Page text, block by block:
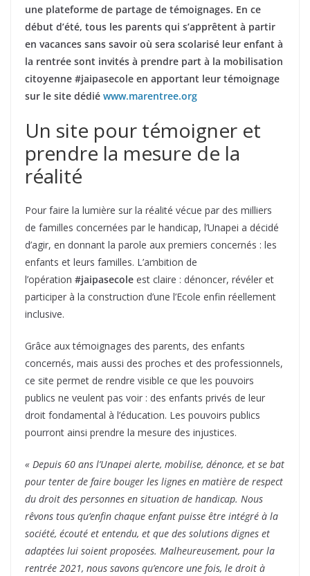
une plateforme de partage de témoignages. En ce
début d’été, tous les parents qui s’apprêtent à partir
en vacances sans savoir où sera scolarisé leur enfant à
la rentrée sont invités à prendre part à la mobilisation
citoyenne #jaipasecole en apportant leur témoignage
sur le site dédié www.marentree.org
Un site pour témoigner et
prendre la mesure de la
réalité
Pour faire la lumière sur la réalité vécue par des milliers
de familles concernées par le handicap, l’Unapei a décidé
d’agir, en donnant la parole aux premiers concernés : les
enfants et leurs familles. L’ambition de
l’opération #jaipasecole est claire : dénoncer, révéler et
participer à la construction d’une l’Ecole enfin réellement
inclusive.
Grâce aux témoignages des parents, des enfants
concernés, mais aussi des proches et des professionnels,
ce site permet de rendre visible ce que les pouvoirs
publics ne veulent pas voir : des enfants privés de leur
droit fondamental à l’éducation. Les pouvoirs publics
pourront ainsi prendre la mesure des injustices.
« Depuis 60 ans l’Unapei alerte, mobilise, dénonce, et se bat
pour tenter de faire bouger les lignes en matière de respect
du droit des personnes en situation de handicap. Nous
rêvons tous qu’enfin chaque enfant puisse être intégré à la
société, écouté et entendu, et que des solutions dignes et
adaptées lui soient proposées. Malheureusement, pour la
rentrée 2021, nous savons qu’encore une fois, le droit à